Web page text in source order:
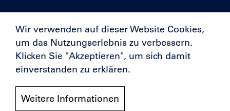
Förderer
Wir verwenden auf dieser Website Cookies,
um das Nutzungserlebnis zu verbessern.
Klicken Sie "Akzeptieren", um sich damit
einverstanden zu erklären.
Weitere Informationen